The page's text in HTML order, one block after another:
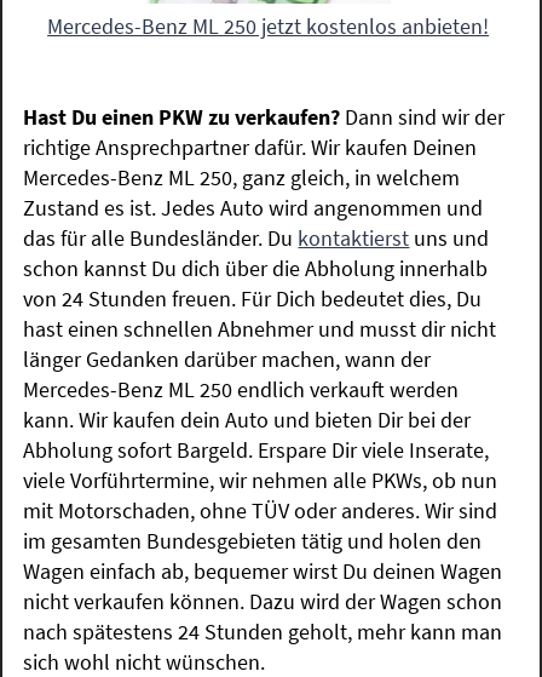
Mercedes-Benz ML 250 jetzt kostenlos anbieten!
Hast Du einen PKW zu verkaufen? Dann sind wir der
richtige Ansprechpartner dafür. Wir kaufen Deinen
Mercedes-Benz ML 250, ganz gleich, in welchem
Zustand es ist. Jedes Auto wird angenommen und
das für alle Bundesländer. Du kontaktierst uns und
schon kannst Du dich über die Abholung innerhalb
von 24 Stunden freuen. Für Dich bedeutet dies, Du
hast einen schnellen Abnehmer und musst dir nicht
länger Gedanken darüber machen, wann der
Mercedes-Benz ML 250 endlich verkauft werden
kann. Wir kaufen dein Auto und bieten Dir bei der
Abholung sofort Bargeld. Erspare Dir viele Inserate,
viele Vorführtermine, wir nehmen alle PKWs, ob nun
mit Motorschaden, ohne TÜV oder anderes. Wir sind
im gesamten Bundesgebieten tätig und holen den
Wagen einfach ab, bequemer wirst Du deinen Wagen
nicht verkaufen können. Dazu wird der Wagen schon
nach spätestens 24 Stunden geholt, mehr kann man
sich wohl nicht wünschen.